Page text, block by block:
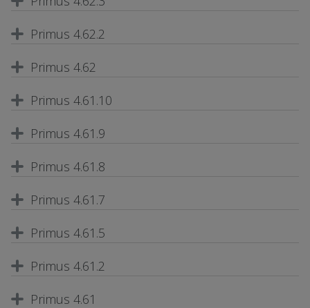
Primus 4.62.2
Primus 4.62
Primus 4.61.10
Primus 4.61.9
Primus 4.61.8
Primus 4.61.7
Primus 4.61.5
Primus 4.61.2
Primus 4.61